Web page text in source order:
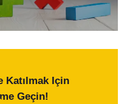
Katılmak Için
Geçin!